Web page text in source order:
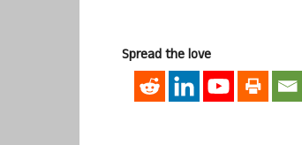
Spread the love